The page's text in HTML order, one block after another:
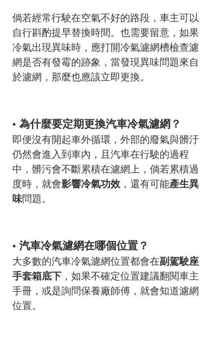
倘若經常行駛在空氣不好的路段，車主可以
自行斟酌提早替換時間。也需要留意，如果
冷氣出現異味時，應打開冷氣濾網槽檢查濾
網是否有發霉的跡象，當發現異味問題來自
於濾網，那麼也應該立即更換。
• 為什麼要定期更換汽車冷氣濾網？
即便沒有開起車外循環，外部的廢氣與髒汙
仍然會進入到車內，且汽車在行駛的過程
中，髒污會不斷累積在濾網上，倘若累積過
度時，就會影響冷氣功效 ，還有可能產生異
味問題。
• 汽車冷氣濾網在哪個位置？
大多數的汽車冷氣濾網位置都會在副駕駛座
手套箱底下 ，如果不確定位置建議翻閱車主
手冊，或是詢問保養廠師傅，就會知道濾網
位置。